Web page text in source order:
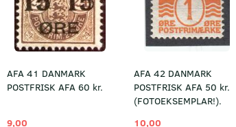
AFA 41 DANMARK
POSTFRISK AFA 60 kr.
9,00
AFA 42 DANMARK
POSTFRISK AFA 50 kr.
(FOTOEKSEMPLAR!).
10,00